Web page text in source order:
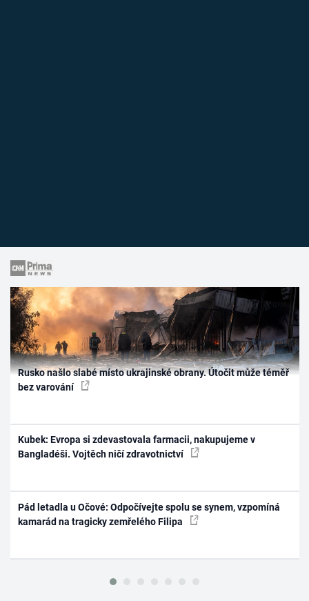
Rusko našlo slabé místo ukrajinské obrany. Útočit může téměř
bez varování
Kubek: Evropa si zdevastovala farmacii, nakupujeme v
Bangladéši. Vojtěch ničí zdravotnictví
Pád letadla u Očové: Odpočívejte spolu se synem, vzpomíná
kamarád na tragicky zemřelého Filipa